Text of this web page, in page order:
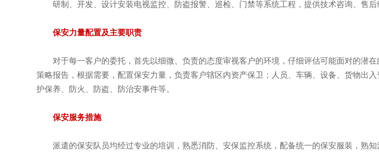
研制、开发、设计安装电视监控、防盗报警、巡检、门禁等系统工程，提供技术咨询、售后
保安力量配置及主要职责
对于每一客户的委托，首先以细微、负责的态度审视客户的环境，仔细评估可能面对的潜
策略报告，根据需要，配置保安力量，负责客户辖区内资产保卫；人员、车辆、设备、货物出
护保养、防火、防盗、防治安事件等。
保安服务措施
派遣的保安队员均经过专业的培训，熟悉消防、安保监控系统，配备统一的保安服装，熟知